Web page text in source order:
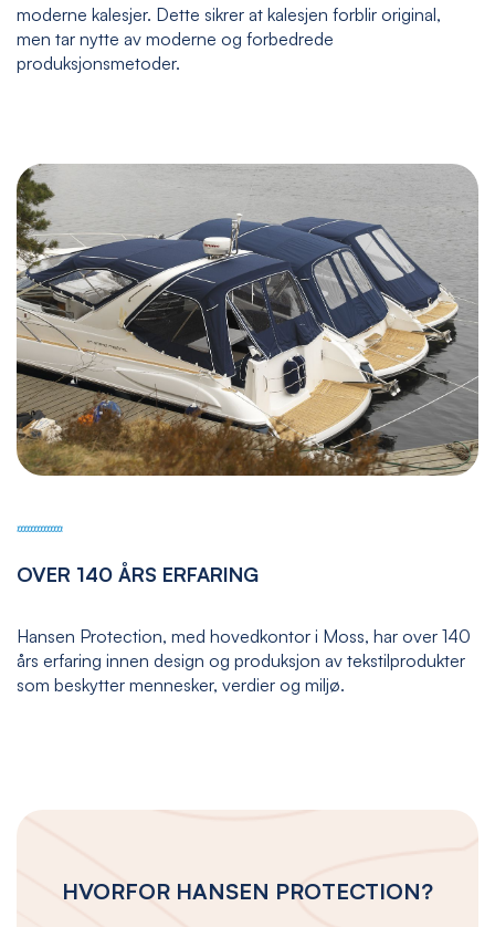
moderne kalesjer. Dette sikrer at kalesjen forblir original,
men tar nytte av moderne og forbedrede
produksjonsmetoder.
OVER 140 ÅRS ERFARING
Hansen Protection, med hovedkontor i Moss, har over 140
års erfaring innen design og produksjon av tekstilprodukter
som beskytter mennesker, verdier og miljø.
HVORFOR HANSEN PROTECTION?